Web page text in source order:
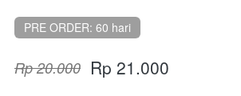
PRE ORDER: 60 hari
Rp 20.000 Rp 21.000